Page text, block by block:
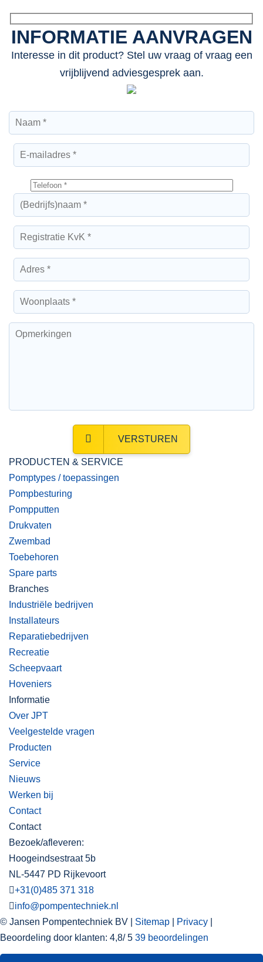
INFORMATIE AANVRAGEN
Interesse in dit product? Stel uw vraag of vraag een
vrijblijvend adviesgesprek aan.
VERSTUREN
PRODUCTEN & SERVICE
Pomptypes / toepassingen
Pompbesturing
Pompputten
Drukvaten
Zwembad
Toebehoren
Spare parts
Branches
Industriële bedrijven
Installateurs
Reparatiebedrijven
Recreatie
Scheepvaart
Hoveniers
Informatie
Over JPT
Veelgestelde vragen
Producten
Service
Nieuws
Werken bij
Contact
Contact
Bezoek/afleveren:
Hoogeindsestraat 5b
NL-5447 PD Rijkevoort
+31(0)485 371 318
info@pompentechniek.nl
© Jansen Pompentechniek BV | Sitemap Privacy
Beoordeling door klanten: 4,8/5 39 beoordelingen